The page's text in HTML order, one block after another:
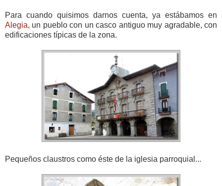
Para cuando quisimos darnos cuenta, ya estábamos en
Alegia, un pueblo con un casco antiguo muy agradable, con
edificaciones típicas de la zona.
Pequeños claustros como éste de la iglesia parroquial...